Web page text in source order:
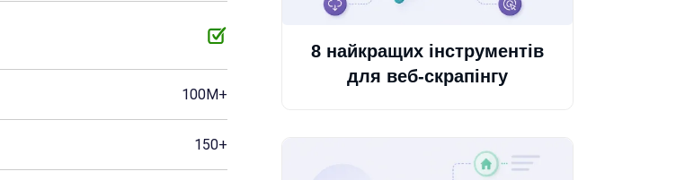
100M+
150+
8 найкращих інструментів
для веб-скрапінгу